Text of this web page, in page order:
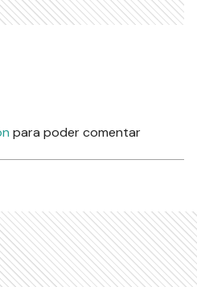
para poder comentar